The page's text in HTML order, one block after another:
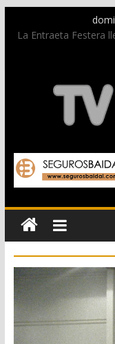
La Entraeta Festera
Campo con la
Dos personas
entre Benissa y Calp
Una nueva
El bando moro
Paco Adsuar dona
de la memoria visual